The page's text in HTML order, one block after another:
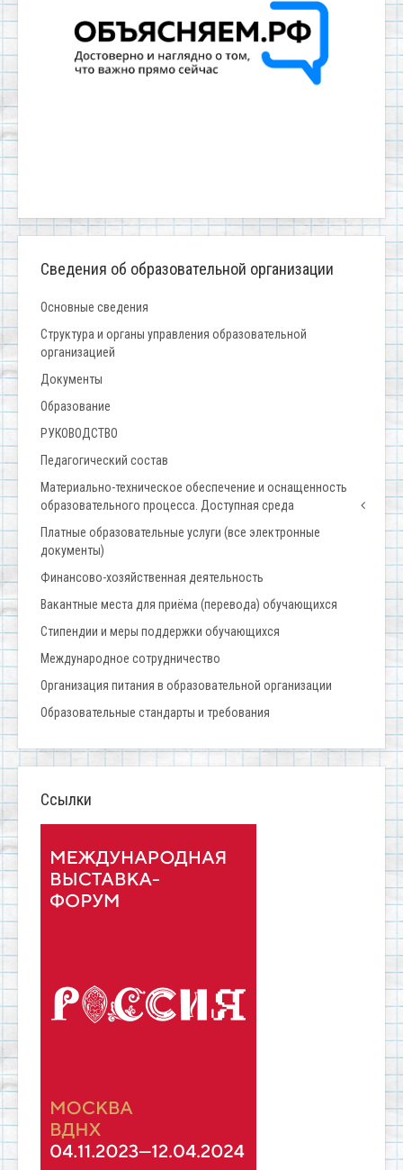
Сведения об образовательной организации
Основные сведения
Структура и органы управления образовательной
организацией
Документы
Образование
РУКОВОДСТВО
Педагогический состав
Материально-техническое обеспечение и оснащенность
образовательного процесса. Доступная среда
Платные образовательные услуги (все электронные
документы)
Финансово-хозяйственная деятельность
Вакантные места для приёма (перевода) обучающихся
Стипендии и меры поддержки обучающихся
Международное сотрудничество
Организация питания в образовательной организации
Образовательные стандарты и требования
Ссылки